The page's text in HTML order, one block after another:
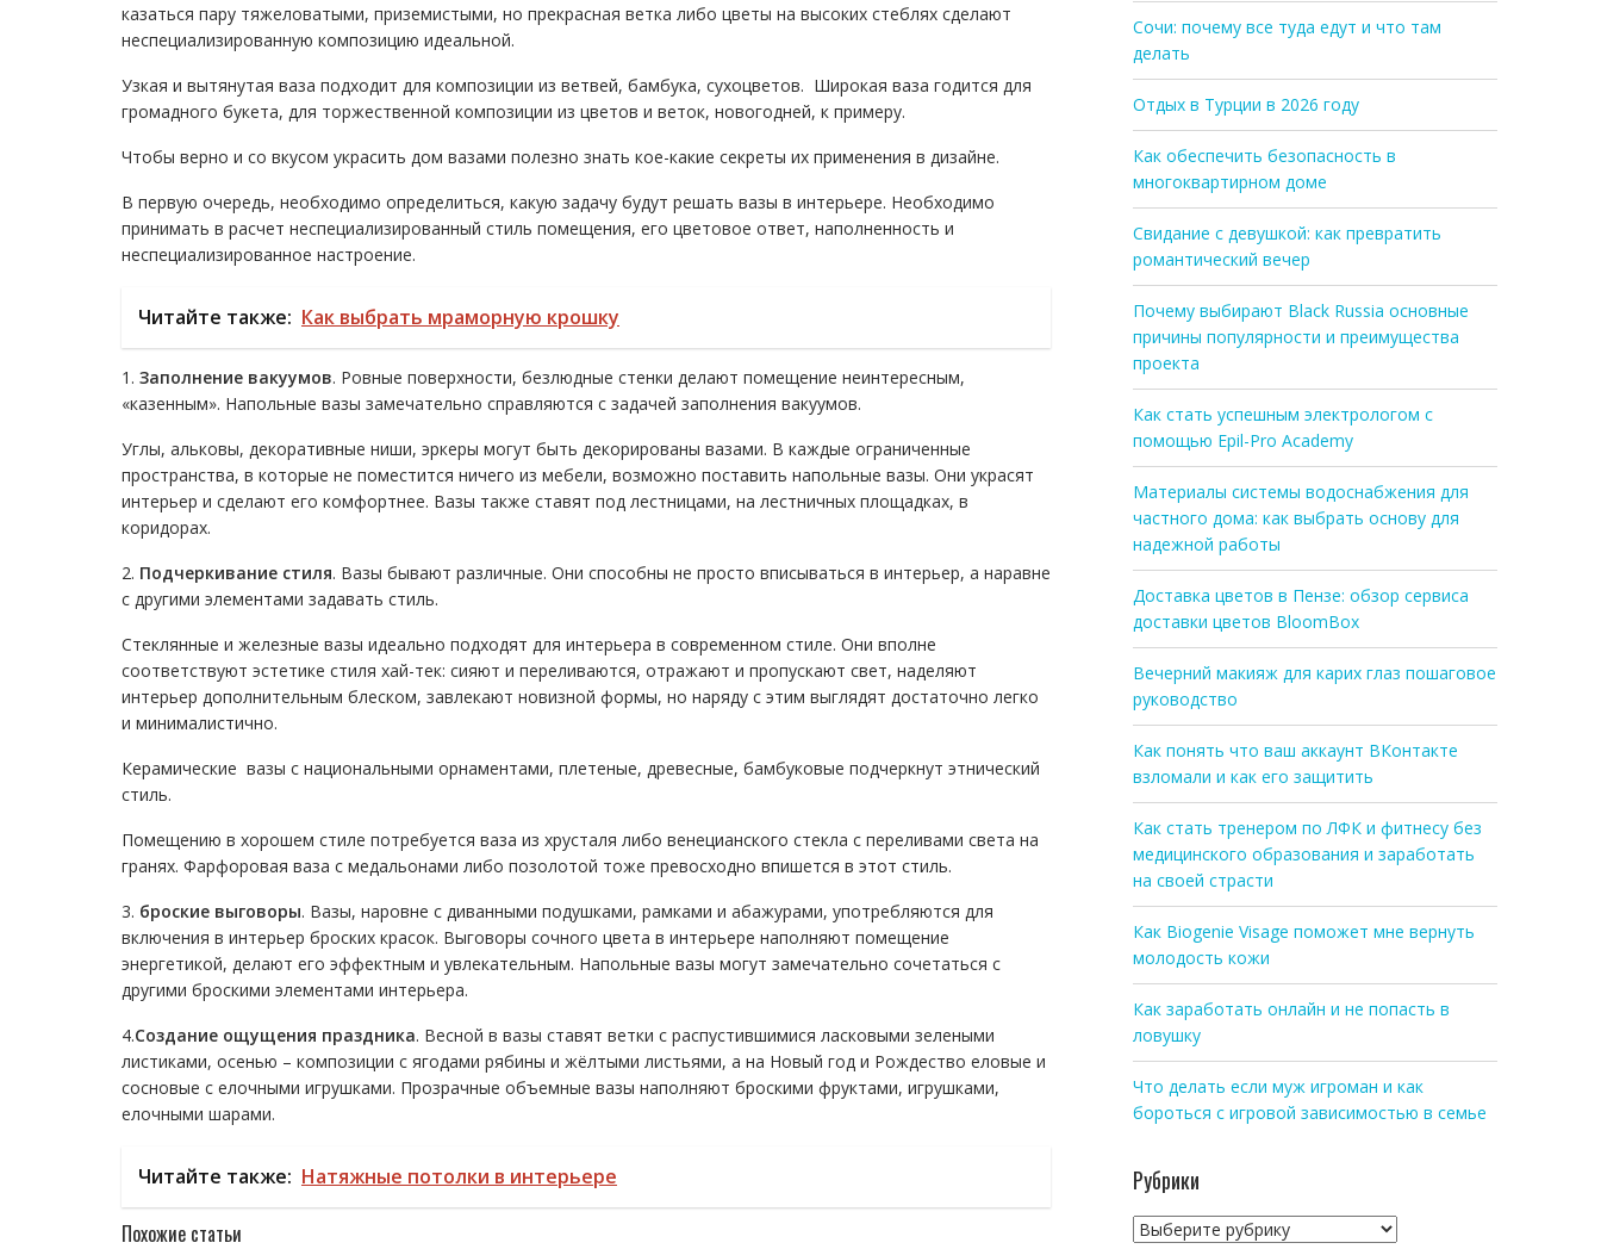
казаться пару тяжеловатыми, приземистыми, но прекрасная ветка либо цветы на высоких стеблях сделают
неспециализированную композицию идеальной.
Узкая и вытянутая ваза подходит для композиции из ветвей, бамбука, сухоцветов. Широкая ваза годится для
громадного букета, для торжественной композиции из цветов и веток, новогодней, к примеру.
Чтобы верно и со вкусом украсить дом вазами полезно знать кое-какие секреты их применения в дизайне.
В первую очередь, необходимо определиться, какую задачу будут решать вазы в интерьере. Необходимо
принимать в расчет неспециализированный стиль помещения, его цветовое ответ, наполненность и
неспециализированное настроение.
Читайте также: Как выбрать мраморную крошку
1. Заполнение вакуумов. Ровные поверхности, безлюдные стенки делают помещение неинтересным,
«казенным». Напольные вазы замечательно справляются с задачей заполнения вакуумов.
Углы, альковы, декоративные ниши, эркеры могут быть декорированы вазами. В каждые ограниченные
пространства, в которые не поместится ничего из мебели, возможно поставить напольные вазы. Они украсят
интерьер и сделают его комфортнее. Вазы также ставят под лестницами, на лестничных площадках, в
коридорах.
2. Подчеркивание стиля. Вазы бывают различные. Они способны не просто вписываться в интерьер, а наравне
с другими элементами задавать стиль.
Стеклянные и железные вазы идеально подходят для интерьера в современном стиле. Они вполне
соответствуют эстетике стиля хай-тек: сияют и переливаются, отражают и пропускают свет, наделяют
интерьер дополнительным блеском, завлекают новизной формы, но наряду с этим выглядят достаточно легко
и минималистично.
Керамические вазы с национальными орнаментами, плетеные, древесные, бамбуковые подчеркнут этнический
стиль.
Помещению в хорошем стиле потребуется ваза из хрусталя либо венецианского стекла с переливами света на
гранях. Фарфоровая ваза с медальонами либо позолотой тоже превосходно впишется в этот стиль.
3. броские выговоры. Вазы, наровне с диванными подушками, рамками и абажурами, употребляются для
включения в интерьер броских красок. Выговоры сочного цвета в интерьере наполняют помещение
энергетикой, делают его эффектным и увлекательным. Напольные вазы могут замечательно сочетаться с
другими броскими элементами интерьера.
4.Создание ощущения праздника. Весной в вазы ставят ветки с распустившимися ласковыми зелеными
листиками, осенью – композиции с ягодами рябины и жёлтыми листьями, а на Новый год и Рождество еловые и
сосновые с елочными игрушками. Прозрачные объемные вазы наполняют броскими фруктами, игрушками,
елочными шарами.
Читайте также: Натяжные потолки в интерьере
Похожие статьи
Сочи: почему все туда едут и что там
делать
Отдых в Турции в 2026 году
Как обеспечить безопасность в
многоквартирном доме
Свидание с девушкой: как превратить
романтический вечер
Почему выбирают Black Russia основные
причины популярности и преимущества
проекта
Как стать успешным электрологом с
помощью Epil-Pro Academy
Материалы системы водоснабжения для
частного дома: как выбрать основу для
надежной работы
Доставка цветов в Пензе: обзор сервиса
доставки цветов BloomBox
Вечерний макияж для карих глаз пошаговое
руководство
Как понять что ваш аккаунт ВКонтакте
взломали и как его защитить
Как стать тренером по ЛФК и фитнесу без
медицинского образования и заработать
на своей страсти
Как Biogenie Visage поможет мне вернуть
молодость кожи
Как заработать онлайн и не попасть в
ловушку
Что делать если муж игроман и как
бороться с игровой зависимостью в семье
Рубрики
Рубрики